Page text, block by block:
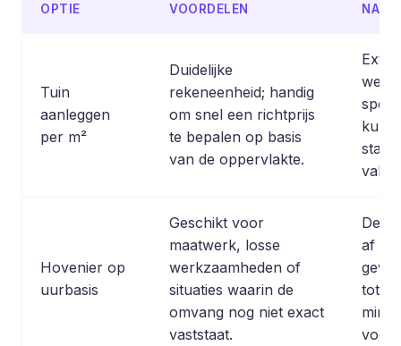
OPTIE VOORDELEN
Tuin
aanleggen
per m²
Duidelijke
rekeneenheid; handig
om snel een richtprijs
te bepalen op basis
van de oppervlakte.
Extra
Hovenier op
uurbasis
Geschikt voor
maatwerk, losse
werkzaamheden of
situaties waarin de
omvang nog niet exact
vaststaat.
De
af